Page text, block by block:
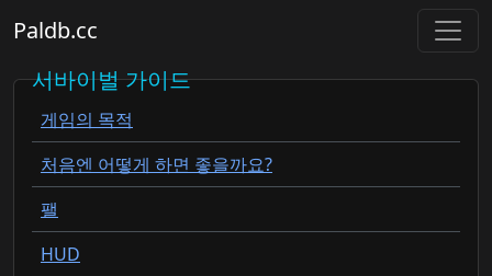
Paldb.cc
서바이벌 가이드
게임의 목적
처음엔 어떻게 하면 좋을까요?
팰
HUD